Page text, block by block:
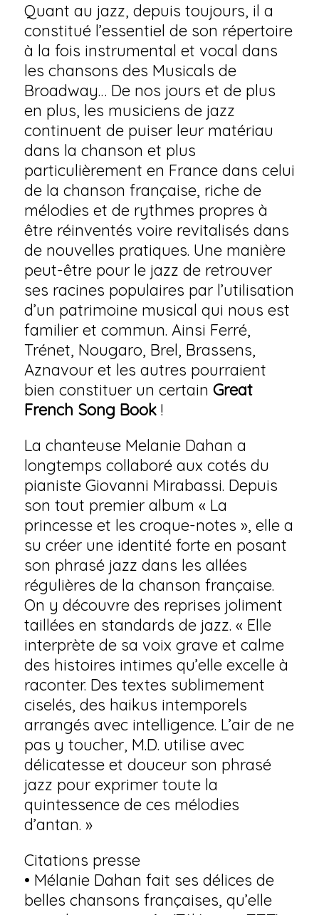
Quant au jazz, depuis toujours, il a
constitué l’essentiel de son répertoire
à la fois instrumental et vocal dans
les chansons des Musicals de
Broadway… De nos jours et de plus
en plus, les musiciens de jazz
continuent de puiser leur matériau
dans la chanson et plus
particulièrement en France dans celui
de la chanson française, riche de
mélodies et de rythmes propres à
être réinventés voire revitalisés dans
de nouvelles pratiques. Une manière
peut-être pour le jazz de retrouver
ses racines populaires par l’utilisation
d’un patrimoine musical qui nous est
familier et commun. Ainsi Ferré,
Trénet, Nougaro, Brel, Brassens,
Aznavour et les autres pourraient
bien constituer un certain Great
French Song Book!
La chanteuse Melanie Dahan a
longtemps collaboré aux cotés du
pianiste Giovanni Mirabassi. Depuis
son tout premier album « La
princesse et les croque-notes », elle a
su créer une identité forte en posant
son phrasé jazz dans les allées
régulières de la chanson française.
On y découvre des reprises joliment
taillées en standards de jazz. « Elle
interprète de sa voix grave et calme
des histoires intimes qu’elle excelle à
raconter. Des textes sublimement
ciselés, des haikus intemporels
arrangés avec intelligence. L’air de ne
pas y toucher, M.D. utilise avec
délicatesse et douceur son phrasé
jazz pour exprimer toute la
quintessence de ces mélodies
d’antan. »
Citations presse
• Mélanie Dahan fait ses délices de
belles chansons françaises, qu’elle